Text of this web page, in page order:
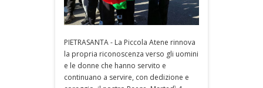
PIETRASANTA - La Piccola Atene rinnova
la propria riconoscenza verso gli uomini
e le donne che hanno servito e
continuano a servire, con dedizione e